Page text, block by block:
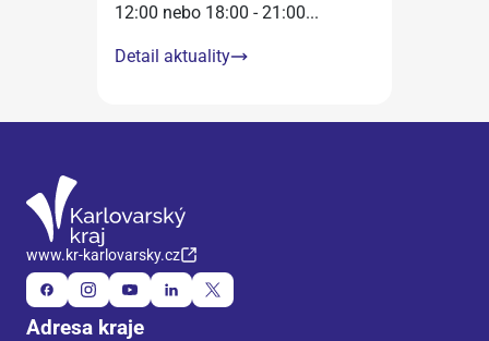
12:00 nebo 18:00 - 21:00...
Detail aktuality
www.kr-karlovarsky.cz
Adresa kraje